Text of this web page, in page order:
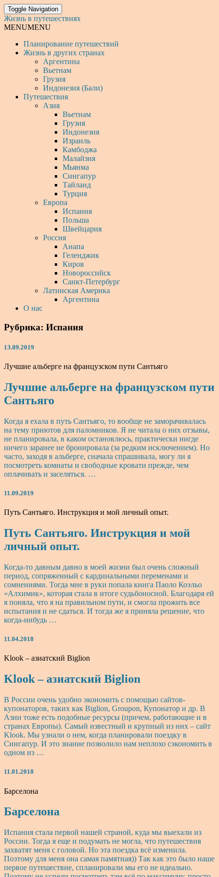
Toggle Navigation
Жизнь в путешествиях
MENUMENU
Планирование путешествий
Жизнь в других странах
Аргентина
Вьетнам
Грузия
Индонезия (Бали)
Путешествия
Азия
Вьетнам
Грузия
Индонезия
Израиль
Камбоджа
Малайзия
Мьянма
Сингапур
Тайланд
Турция
Европа
Испания
Польша
Швейцария
Россия
Анапа
Геленджик
Киров
Новороссийск
Санкт-Петербург
Латинская Америка
Аргентина
О нас
Рубрика: Испания
13.09.2019
Лучшие альберге на французском пути Сантьяго
Лучшие альберге на французском пути
Сантьяго
Когда я ехала в путь Сантьяго, то вообще не заморачивалась
на тему приютов для паломников. Я не читала о них отзывы,
не планировала, в каком остановлюсь, практически нигде
ничего заранее не бронировала (за редким исключением). Но
часто, заходя в альберге, сначала спрашивала, могу ли я
посмотреть комнаты и свободные кровати прежде, чем
оплачивать и заселяться. …
11.09.2019
Путь Сантьяго. Инструкция и мой личный опыт.
Путь Сантьяго. Инструкция и мой
личный опыт.
Когда-то давным давно в моей жизни был очень сложный
период, сопряженный с кардинальными переменами и
сомнениями. Тогда мне в руки попала книга Паоло Коэльо
«Алхимик», которая стала в итоге судьбоносной. Благодаря ей
я поняла, что я на правильном пути, и смогла прожить все
испытания и не сдаться. И тогда же я приняла решение, что
когда-нибудь …
11.04.2018
Klook – азиатский Biglion
Klook – азиатский Biglion
В России очень удобно экономить с помощью сайтов-
купонаторов, таких как Biglion, Groupon, Купонатор и др. В
Азии тоже есть подобные ресурсы (причем, работающие и в
странах Европы). Самый известный и крупный из них – сайт
Klook. Мы узнали о нем, когда планировали поездку в
Сингапур. И это знание позволило нам неплохо сэкономить в
одном из …
11.01.2018
Барселона
Барселона
Испания стала первой нашей страной, куда мы выехали из
России. Тогда я еще и подумать не могла, что путешествия
захватят меня с головой. Но эта поездка всё изменила.
Поэтому для меня она самая памятная)) Так как это было наше
первое путешествие, спланировали мы его не идеально.